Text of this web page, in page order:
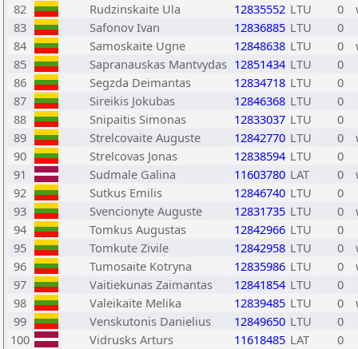
82
Rudzinskaite Ula 12835552 LTU 0
83
Safonov Ivan 12836885 LTU
0
84
Samoskaite Ugne 12848638 LTU 0
85
Sapranauskas Mantvydas 12851434 LTU
0
86
Segzda Deimantas 12834718 LTU
0
87
Sireikis Jokubas 12846368 LTU
0
88
Snipaitis Simonas 12833037 LTU
0
89
Strelcovaite Auguste 12842770 LTU 0
90
Strelcovas Jonas 12838594 LTU
0
91
Sudmale Galina 11603780 LAT 0
92
Sutkus Emilis 12846740 LTU
0
93
Svencionyte Auguste 12831735 LTU 0
94
Tomkus Augustas 12842966 LTU
0
95
Tomkute Zivile 12842958 LTU 0
96
Tumosaite Kotryna 12835986 LTU 0
97
Vaitiekunas Zaimantas 12841854 LTU
0
98
Valeikaite Melika 12839485 LTU 0
99
Venskutonis Danielius 12849650 LTU
0
100
Vidrusks Arturs 11618485 LAT
0